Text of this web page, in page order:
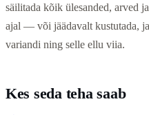
säilitada kõik ülesanded, arved
ajal — või jäädavalt kustutada,
variandi ning selle ellu viia.
Kes seda teha saab